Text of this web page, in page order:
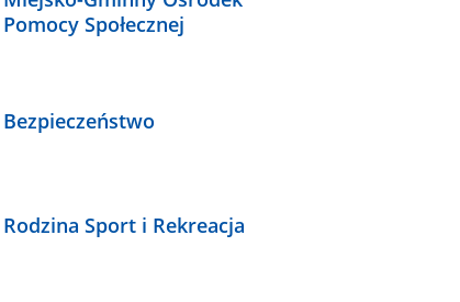
Pomocy Społecznej
Bezpieczeństwo
Rodzina Sport i Rekreacja